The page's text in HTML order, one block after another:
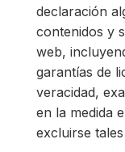
declaración
contenidos y
web,
garantías de
veracidad,
en la medida
excluirse